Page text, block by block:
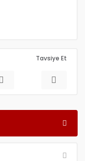
Tavsiye Et